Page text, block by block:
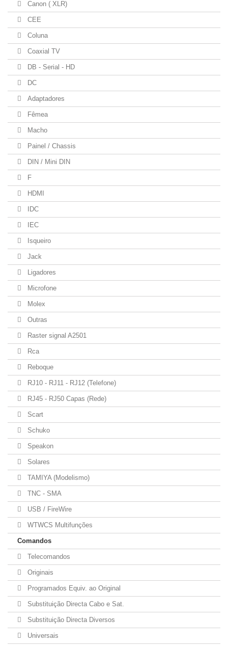
Canon ( XLR)
CEE
Coluna
Coaxial TV
DB - Serial - HD
DC
Adaptadores
Fêmea
Macho
Painel / Chassis
DIN / Mini DIN
F
HDMI
IDC
IEC
Isqueiro
Jack
Ligadores
Microfone
Molex
Outras
Raster signal A2501
Rca
Reboque
RJ10 - RJ11 - RJ12 (Telefone)
RJ45 - RJ50 Capas (Rede)
Scart
Schuko
Speakon
Solares
TAMIYA (Modelismo)
TNC - SMA
USB / FireWire
WTWCS Multifunções
Comandos
Telecomandos
Originais
Programados Equiv. ao Original
Substituição Directa Cabo e Sat.
Substituição Directa Diversos
Universais